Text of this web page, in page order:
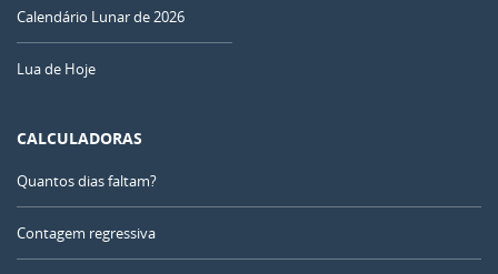
Calendário Lunar de 2026
Lua de Hoje
CALCULADORAS
Quantos dias faltam?
Contagem regressiva